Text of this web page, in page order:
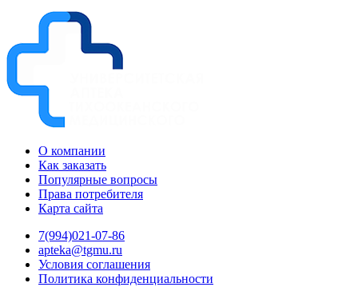
О компании
Как заказать
Популярные вопросы
Права потребителя
Карта сайта
7(994)021-07-86
apteka@tgmu.ru
Условия соглашения
Политика конфиденциальности